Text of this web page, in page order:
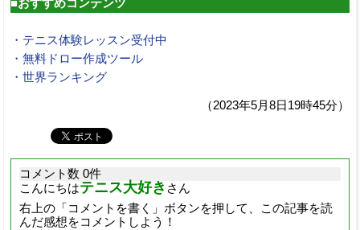
■おすすめコンテンツ
・テニス体験レッスン受付中
・無料ドロー作成ツール
・世界ランキング
（2023年5月8日19時45分）
コメント数 0件
こんにちはテニス大好き さん
右上の「コメントを書く」ボタンを押して、この記事を読
んだ感想をコメントしよう！